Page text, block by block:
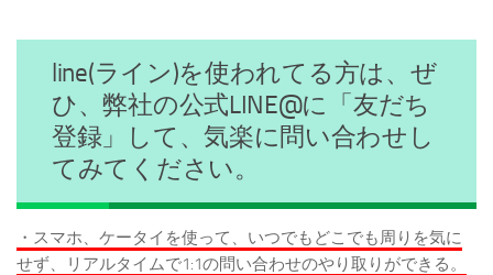
line(ライン)を使われてる方は、ぜ
ひ、弊社の公式LINE@に「友だち
登録」して、気楽に問い合わせし
てみてください。
・スマホ、ケータイを使って、いつでもどこでも周りを気に
せず、リアルタイムで1:1の問い合わせのやり取りができる。